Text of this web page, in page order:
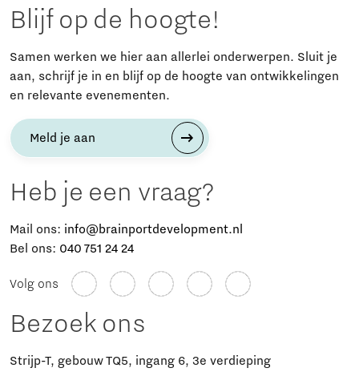
Blijf op de hoogte!
Samen werken we hier aan allerlei onderwerpen. Sluit je
aan, schrijf je in en blijf op de hoogte van ontwikkelingen
en relevante evenementen.
Meld je aan
Heb je een vraag?
Mail ons: info@brainportdevelopment.nl
Bel ons: 040 751 24 24
Volg ons
Bezoek ons
Strijp-T, gebouw TQ5, ingang 6, 3e verdieping